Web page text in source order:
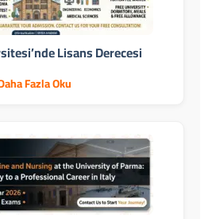
Lisans Derecesi
Fazla Oku